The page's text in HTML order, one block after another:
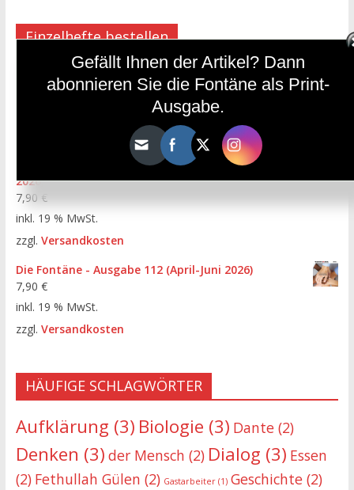
Einzelhefte bestellen
Die Fontäne - Ausgabe 113 (Juli-September 2026)
Die Fontäne Jugend - Ausgabe 23 (Juli-September
2026)
7,90 €
inkl. 19 % MwSt.
zzgl. Versandkosten
Die Fontäne - Ausgabe 112 (April-Juni 2026)
7,90 €
inkl. 19 % MwSt.
zzgl. Versandkosten
HÄUFIGE SCHLAGWÖRTER
Aufklärung (3) Biologie (3) Dante(2)
Denken (3) der Mensch (2) Dialog (3) Essen
(2) Fethullah Gülen (2) Gastarbeiter(1) Geschichte(2)
Gefällt Ihnen der Artikel? Dann
abonnieren Sie die Fontäne als Print-
Ausgabe.